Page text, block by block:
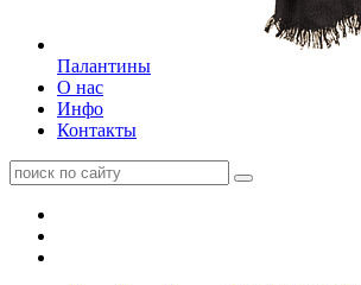
Палантины
О нас
Инфо
Контакты